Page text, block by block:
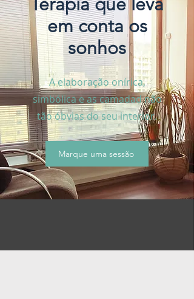
em conta os
sonhos
A elaboração onírica,
simbólica e as camadad não
tão óbvias do seu interior.
Marque uma sessão